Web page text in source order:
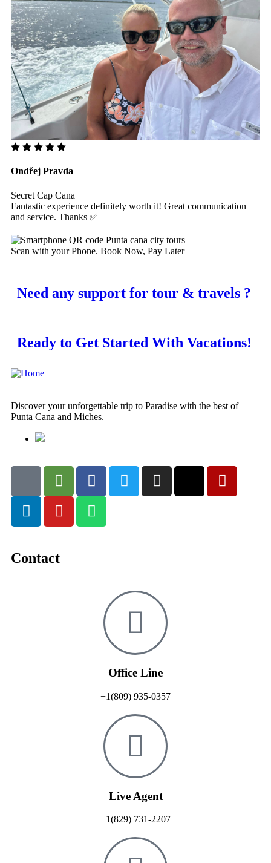
Ondřej Pravda
Secret Cap Cana
Fantastic experience definitely worth it! Great communication
and service. Thanks ✅
Scan with your Phone. Book Now, Pay Later
Need any support for tour & travels ?
Ready to Get Started With Vacations!
Discover your unforgettable trip to Paradise with the best of
Punta Cana and Miches.
Contact
Office Line
+1(809) 935-0357
Live Agent
+1(829) 731-2207